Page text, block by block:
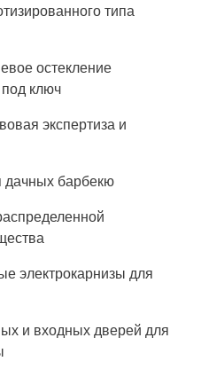
типа
остекление
ключ
экспертиза и
барбекю
электрокарнизы для
и входных дверей для